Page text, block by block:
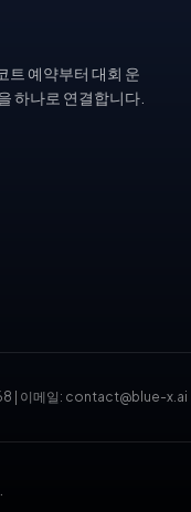
트 예약부터 대회 운
하나로 연결합니다.
이메일: contact@blue-x.ai